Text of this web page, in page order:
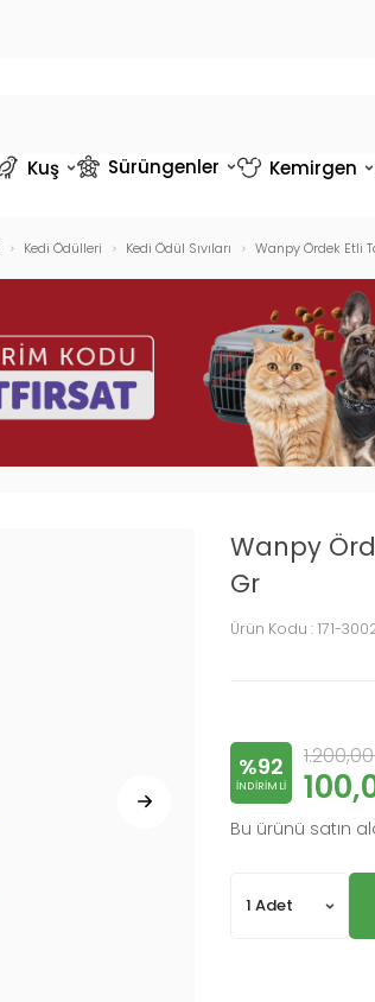
Kuş Sürüngenler Kemirgen
Kedi Ödülleri Kedi Ödül Sıvıları Wanpy Ördek Etli
Wanpy
Gr
Ürün Kodu : 171-
%92
INDIRIMLI
1.200,00
Bu ürünü satın